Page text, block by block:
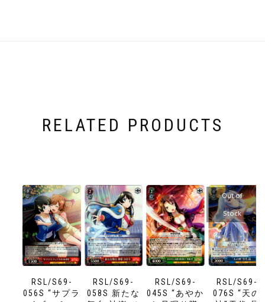
RELATED PRODUCTS
RSL/S69-
056S “サプラ
RSL/S69-
058S 新たな
RSL/S69-
045S “あやか
RSL/S69-
076S “天の
Out of
Stock